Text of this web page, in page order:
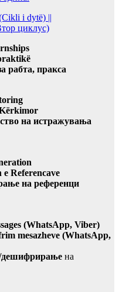
i dytë) ||
циклус)
рабта, пракса
на истражувања
Referencave
на референци
(WhatsApp, Viber)
mesazheve (WhatsApp,
дешифрирање на